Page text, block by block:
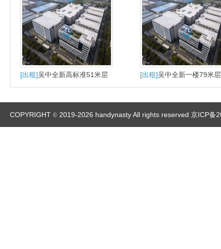
[出租]吴中全新高标准51米层
高出租
[出租]吴中全新一楼79米
厂房出租
COPYRIGHT © 2019-2026 handynasty All rights reserved 京ICP备